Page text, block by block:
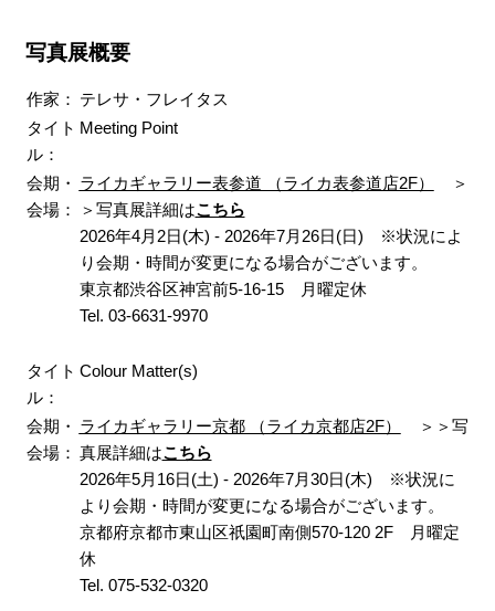
写真展概要
作家： テレサ・フレイタス
タイト
ル：
Meeting Point
会期・
会場：
ライカギャラリー表参道 （ライカ表参道店2F）
＞
＞写真展詳細はこちら
2026年4月2日(木) - 2026年7月26日(日) ※状況によ
り会期・時間が変更になる場合がございます。
東京都渋谷区神宮前5-16-15 月曜定休
Tel. 03-6631-9970
タイト
ル：
Colour Matter(s)
会期・
会場：
ライカギャラリー京都 （ライカ京都店2F）
＞＞写
真展詳細はこちら
2026年5月16日(土) - 2026年7月30日(木) ※状況に
より会期・時間が変更になる場合がございます。
京都府京都市東山区祇園町南側570-120 2F 月曜定
休
Tel. 075-532-0320